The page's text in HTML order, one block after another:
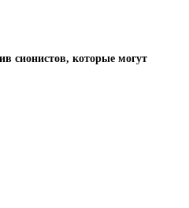
сионистов, которые могут